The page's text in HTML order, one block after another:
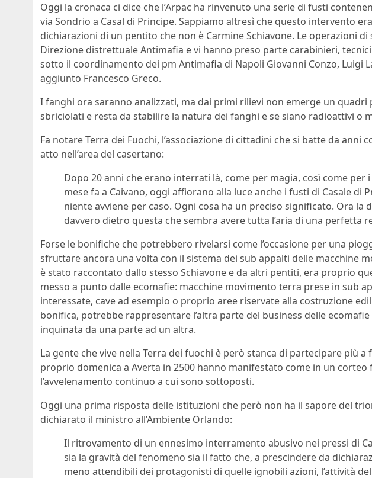
Oggi la cronaca ci dice che l’Arpac ha rinvenuto una serie di fusti
via Sondrio a Casal di Principe. Sappiamo altresì che questo intervento
dichiarazioni di un pentito che non è Carmine Schiavone. Le operazioni
Direzione distrettuale Antimafia e vi hanno preso parte carabinieri,
sotto il coordinamento dei pm Antimafia di Napoli Giovanni Conzo, Luigi
aggiunto Francesco Greco.
I fanghi ora saranno analizzati, ma dai primi rilievi non emerge un
sbriciolati e resta da stabilire la natura dei fanghi e se siano radioattivi o
Fa notare Terra dei Fuochi, l’associazione di cittadini che si batte da anni
atto nell’area del casertano:
Dopo 20 anni che erano interrati là, come per magia, così come per
mese fa a Caivano, oggi affiorano alla luce anche i fusti di Casale di
niente avviene per caso. Ogni cosa ha un preciso significato. Ora la
davvero dietro questa che sembra avere tutta l’aria di una perfetta
Forse le bonifiche che potrebbero rivelarsi come l’occasione per una
sfruttare ancora una volta con il sistema dei sub appalti delle macchine
è stato raccontato dallo stesso Schiavone e da altri pentiti, era proprio
messo a punto dalle ecomafie: macchine movimento terra prese in sub
interessate, cave ad esempio o proprio aree riservate alla costruzione
bonifica, potrebbe rappresentare l’altra parte del business delle
inquinata da una parte ad un altra.
La gente che vive nella Terra dei fuochi è però stanca di partecipare più
proprio domenica a Averta in 2500 hanno manifestato come in un
l’avvelenamento continuo a cui sono sottoposti.
Oggi una prima risposta delle istituzioni che però non ha il sapore del
dichiarato il ministro all’Ambiente Orlando:
Il ritrovamento di un ennesimo interramento abusivo nei pressi di
sia la gravità del fenomeno sia il fatto che, a prescindere da
meno attendibili dei protagonisti di quelle ignobili azioni, l’attività